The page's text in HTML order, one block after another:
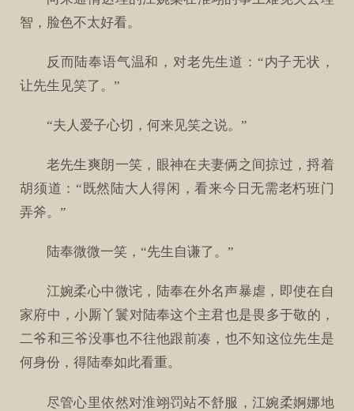
智，脸色不太好看。
反而陆奉语气温和，对老先生道：“内子无状，
让先生见笑了。”
“夫人爱子心切，何来见笑之说。”
老先生爽朗一笑，眼神在夫妻俩之间掠过，捋着
胡须道：“既然陆大人得闲，看来今日无需老朽班门
弄斧。”
陆奉微微一笑，“先生自谦了。”
江婉柔心中微诧，陆奉在外名声暴虐，即使在自
家府中，小厮丫鬟对陆奉这个主君也是畏多于敬的，
二爷和三爷没事也不往他跟前凑，也不知这位先生是
何身份，得陆奉如此看重。
尽管心里依然对淮翊罚站不舒服，江婉柔婀娜地